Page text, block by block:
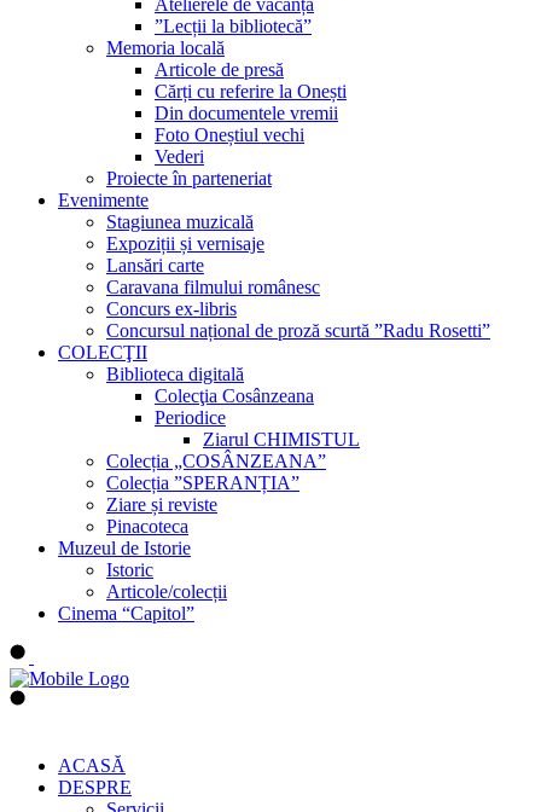
”Lecții la bibliotecă”
Memoria locală
Articole de presă
Cărți cu referire la Onești
Din documentele vremii
Foto Oneștiul vechi
Vederi
Proiecte în parteneriat
Evenimente
Stagiunea muzicală
Expoziții și vernisaje
Lansări carte
Caravana filmului românesc
Concurs ex-libris
Concursul național de proză scurtă ”Radu Rosetti”
COLECŢII
Biblioteca digitală
Colecţia Cosânzeana
Periodice
Ziarul CHIMISTUL
Colecția „COSÂNZEANA”
Colecția ”SPERANȚIA”
Ziare și reviste
Pinacoteca
Muzeul de Istorie
Istoric
Articole/colecții
Cinema “Capitol”
ACASĂ
DESPRE